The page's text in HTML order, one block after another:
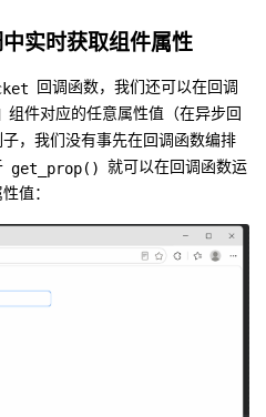
实时获取组件属性
回调函数，我们还可以在回调
组件对应的任意属性值（在异步回
，我们没有事先在回调函数编排
get_prop()
就可以在回调函数运
值：